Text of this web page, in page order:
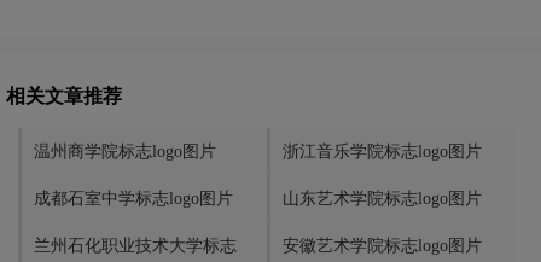
相关文章推荐
温州商学院标志logo图片 浙江音乐学院标志logo图片
成都石室中学标志logo图片 山东艺术学院标志logo图片
兰州石化职业技术大学标志
安徽艺术学院标志logo图片